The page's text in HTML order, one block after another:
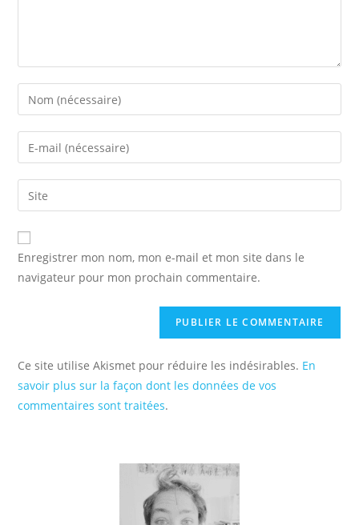
Enter
your
name
comment
Enter
your
email
address
comment
Saisir
l’URL
de
votre
(facultatif)
Enregistrer mon nom, mon e-mail et mon site dans le
navigateur pour mon prochain commentaire.
Ce site utilise Akismet pour réduire les indésirables. En
savoir plus sur la façon dont les données de vos
commentaires sont traitées.